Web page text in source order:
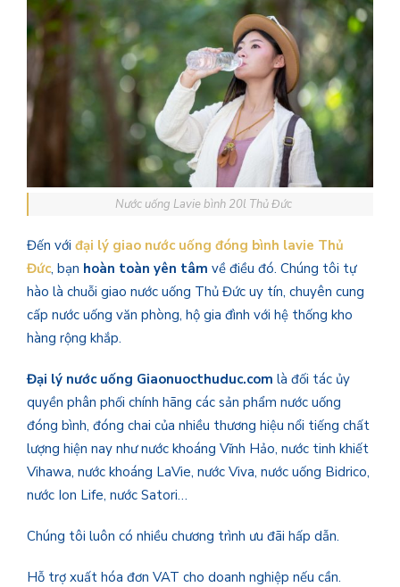
Nước uống Lavie bình 20l Thủ Đức
Đến với đại lý giao nước uống đóng bình lavie Thủ
Đức, bạn hoàn toàn yên tâm về điều đó. Chúng tôi tự
hào là chuỗi giao nước uống Thủ Đức uy tín, chuyên cung
cấp nước uống văn phòng, hộ gia đình với hệ thống kho
hàng rộng khắp.
Đại lý nước uống Giaonuocthuduc.com là đối tác ủy
quyền phân phối chính hãng các sản phẩm nước uống
đóng bình, đóng chai của nhiều thương hiệu nổi tiếng chất
lượng hiện nay như nước khoáng Vĩnh Hảo, nước tinh khiết
Vihawa, nước khoáng LaVie, nước Viva, nước uống Bidrico,
nước Ion Life, nước Satori…
Chúng tôi luôn có nhiều chương trình ưu đãi hấp dẫn.
Hỗ trợ xuất hóa đơn VAT cho doanh nghiệp nếu cần.